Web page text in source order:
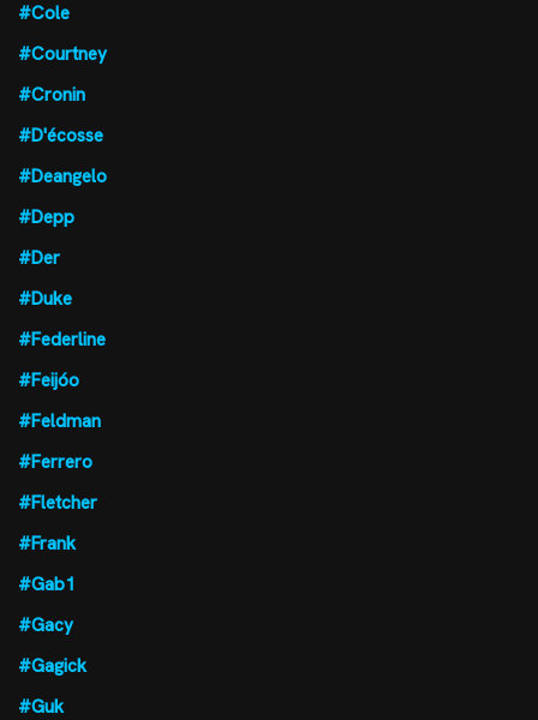
#Cole
#Courtney
#Cronin
#D'écosse
#Deangelo
#Depp
#Der
#Duke
#Federline
#Feijóo
#Feldman
#Ferrero
#Fletcher
#Frank
#Gab1
#Gacy
#Gagick
#Guk